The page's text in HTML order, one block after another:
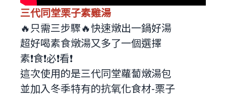
三代同堂栗子素雞湯
🔥只需三步驟🔥快速燉出一鍋好湯
超好喝素食燉湯又多了一個選擇
素❗食❗必❗看❗
這次使用的是三代同堂蘿蔔燉湯包
並加入冬季特有的抗氧化食材-栗子